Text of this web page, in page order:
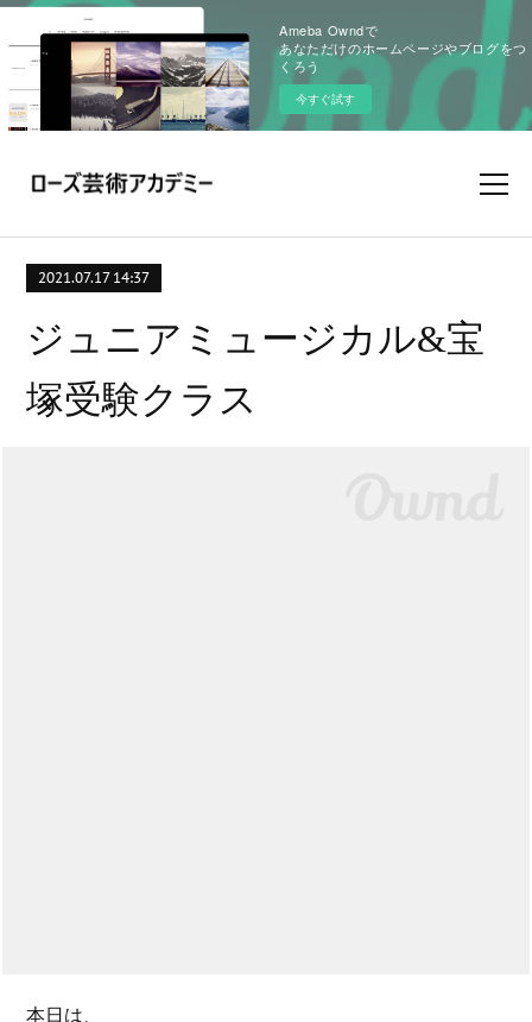
Ameba Owndで
あなただけのホームページやブログをつ
くろう
今すぐ試す
2021.07.17 14:37
ジュニアミュージカル&宝
塚受験クラス
本日は、